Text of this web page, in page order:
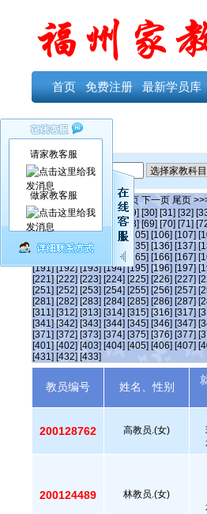
首页 免费注册 最新学员库
ID
当前第125 上一页 下一页 尾页
[24] [25] [26] [27] [28] [29] [30] [31] [32]
[63] [64] [67] [68] [69] [70] [71]
[101] [102] [103] [104] [105] [106] [107]
[131] [132] [133] [135] [136] [137]
[164] [165] [166] [167]
[191] [192] [193] [194] [195] [196] [197]
[221] [222] [223] [224] [225] [226] [227]
[251] [252] [253] [254] [255] [256] [257]
[281] [282] [283] [284] [285] [286] [287]
[311] [312] [313] [314] [315] [316] [317]
[341] [342] [343] [344] [345] [346] [347]
[371] [372] [373] [374] [375] [376] [377]
[401] [402] [403] [404] [405] [406] [407]
[431] [432] [433]
教员编号 姓名、性别
200128762 高教员.(女)
200124489 林教员.(女)
请家教客服
做家教客服